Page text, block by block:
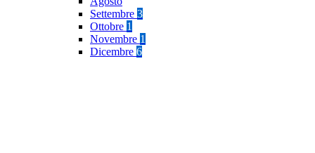
Settembre 3
Ottobre 1
Novembre 1
Dicembre 6